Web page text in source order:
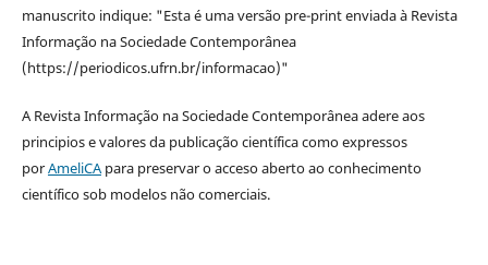
manuscrito indique: "Esta é uma versão pre-print enviada à Revista
Informação na Sociedade Contemporânea
(https://periodicos.ufrn.br/informacao)"
A Revista Informação na Sociedade Contemporânea adere aos
principios e valores da publicação científica como expressos
porAmeliCApara preservar o acceso aberto ao conhecimento
científico sob modelos não comerciais.